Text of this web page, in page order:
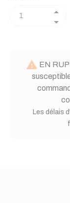
 EN
Les délais